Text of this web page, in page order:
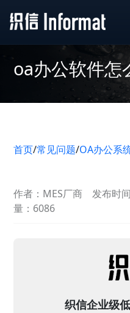
oa办公软件怎
首页/常见问题/OA办公系
作者：MES厂商 发布时
量：6086
织信企业级